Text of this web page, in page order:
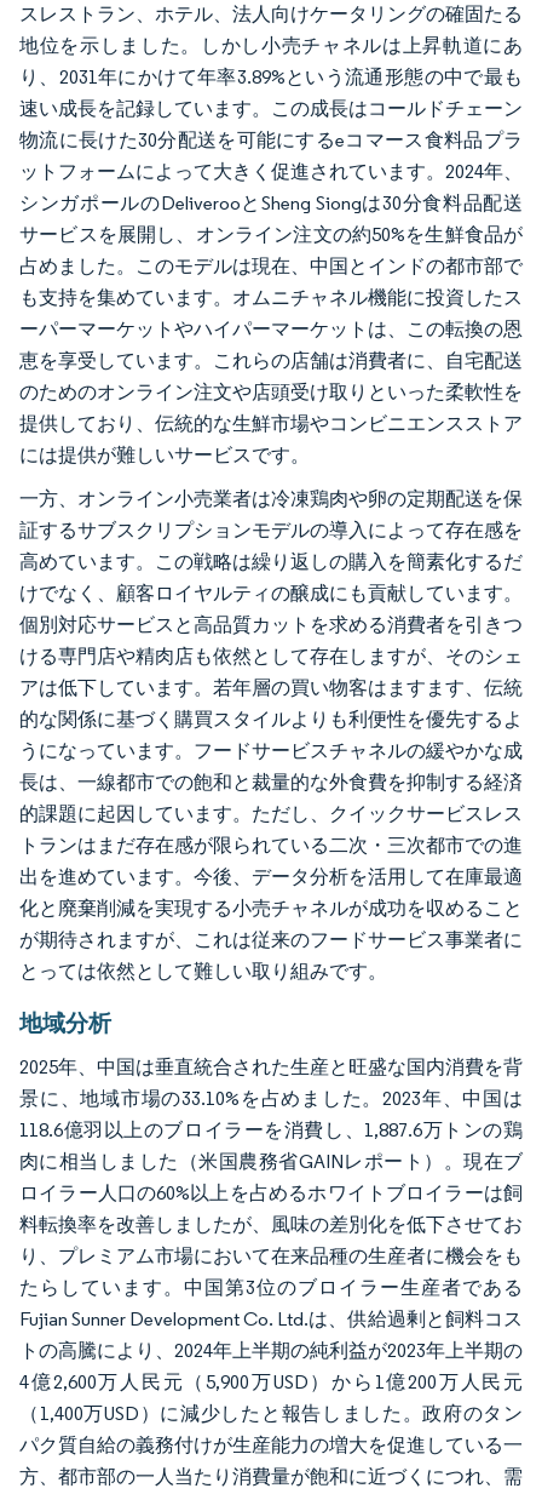
スレストラン、ホテル、法人向けケータリングの確固たる
地位を示しました。しかし小売チャネルは上昇軌道にあ
り、2031年にかけて年率3.89%という流通形態の中で最も
速い成長を記録しています。この成長はコールドチェーン
物流に長けた30分配送を可能にするeコマース食料品プラ
ットフォームによって大きく促進されています。2024年、
シンガポールのDeliverooとSheng Siongは30分食料品配送
サービスを展開し、オンライン注文の約50%を生鮮食品が
占めました。このモデルは現在、中国とインドの都市部で
も支持を集めています。オムニチャネル機能に投資したス
ーパーマーケットやハイパーマーケットは、この転換の恩
恵を享受しています。これらの店舗は消費者に、自宅配送
のためのオンライン注文や店頭受け取りといった柔軟性を
提供しており、伝統的な生鮮市場やコンビニエンスストア
には提供が難しいサービスです。
一方、オンライン小売業者は冷凍鶏肉や卵の定期配送を保
証するサブスクリプションモデルの導入によって存在感を
高めています。この戦略は繰り返しの購入を簡素化するだ
けでなく、顧客ロイヤルティの醸成にも貢献しています。
個別対応サービスと高品質カットを求める消費者を引きつ
ける専門店や精肉店も依然として存在しますが、そのシェ
アは低下しています。若年層の買い物客はますます、伝統
的な関係に基づく購買スタイルよりも利便性を優先するよ
うになっています。フードサービスチャネルの緩やかな成
長は、一線都市での飽和と裁量的な外食費を抑制する経済
的課題に起因しています。ただし、クイックサービスレス
トランはまだ存在感が限られている二次・三次都市での進
出を進めています。今後、データ分析を活用して在庫最適
化と廃棄削減を実現する小売チャネルが成功を収めること
が期待されますが、これは従来のフードサービス事業者に
とっては依然として難しい取り組みです。
地域分析
2025年、中国は垂直統合された生産と旺盛な国内消費を背
景に、地域市場の33.10%を占めました。2023年、中国は
118.6億羽以上のブロイラーを消費し、1,887.6万トンの鶏
肉に相当しました（米国農務省GAINレポート）。現在ブ
ロイラー人口の60%以上を占めるホワイトブロイラーは飼
料転換率を改善しましたが、風味の差別化を低下させてお
り、プレミアム市場において在来品種の生産者に機会をも
たらしています。中国第3位のブロイラー生産者である
Fujian Sunner Development Co. Ltd.は、供給過剰と飼料コス
トの高騰により、2024年上半期の純利益が2023年上半期の
4億2,600万人民元（5,900万USD）から1億200万人民元
（1,400万USD）に減少したと報告しました。政府のタン
パク質自給の義務付けが生産能力の増大を促進している一
方、都市部の一人当たり消費量が飽和に近づくにつれ、需